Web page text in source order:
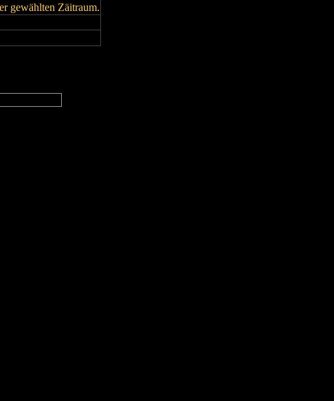
gewählten Zäitraum.